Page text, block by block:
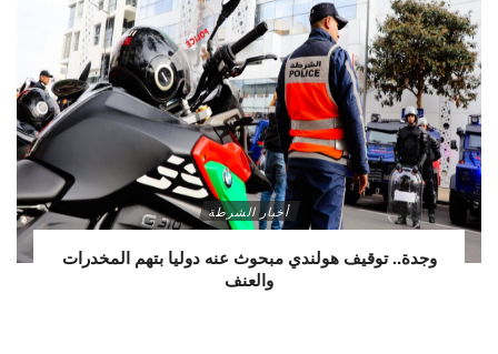
أخبار الشرطة
وجدة.. توقيف هولندي مبحوث عنه دوليا بتهم المخدرات
والعنف